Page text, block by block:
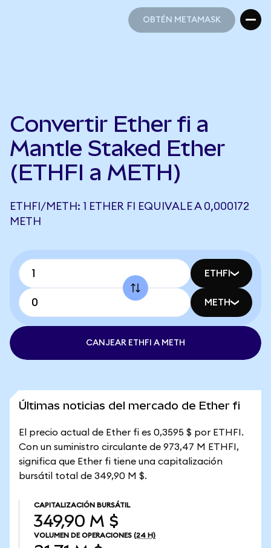
OBTÉN METAMASK
Convertir Ether fi a
Mantle Staked Ether
(ETHFI a METH)
ETHFI/METH: 1 ETHER FI EQUIVALE A 0,000172
METH
ETHFI
METH
CANJEAR ETHFI A METH
Últimas noticias del mercado de Ether fi
El precio actual de Ether fi es 0,3595 $ por ETHFI.
Con un suministro circulante de 973,47 M ETHFI,
significa que Ether fi tiene una capitalización
bursátil total de 349,90 M $.
CAPITALIZACIÓN BURSÁTIL
349,90 M $
VOLUMEN DE OPERACIONES (24 H)